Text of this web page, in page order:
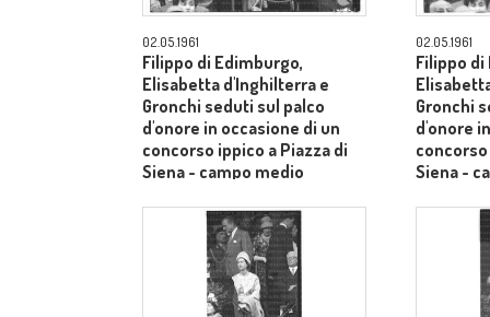
02.05.1961
Filippo di Edimburgo,
Elisabetta d'Inghilterra e
Gronchi seduti sul palco
d'onore in occasione di un
concorso ippico a Piazza di
Siena - campo medio
02.05.1961
Filippo di
Gronchi
d'onore
Siena -